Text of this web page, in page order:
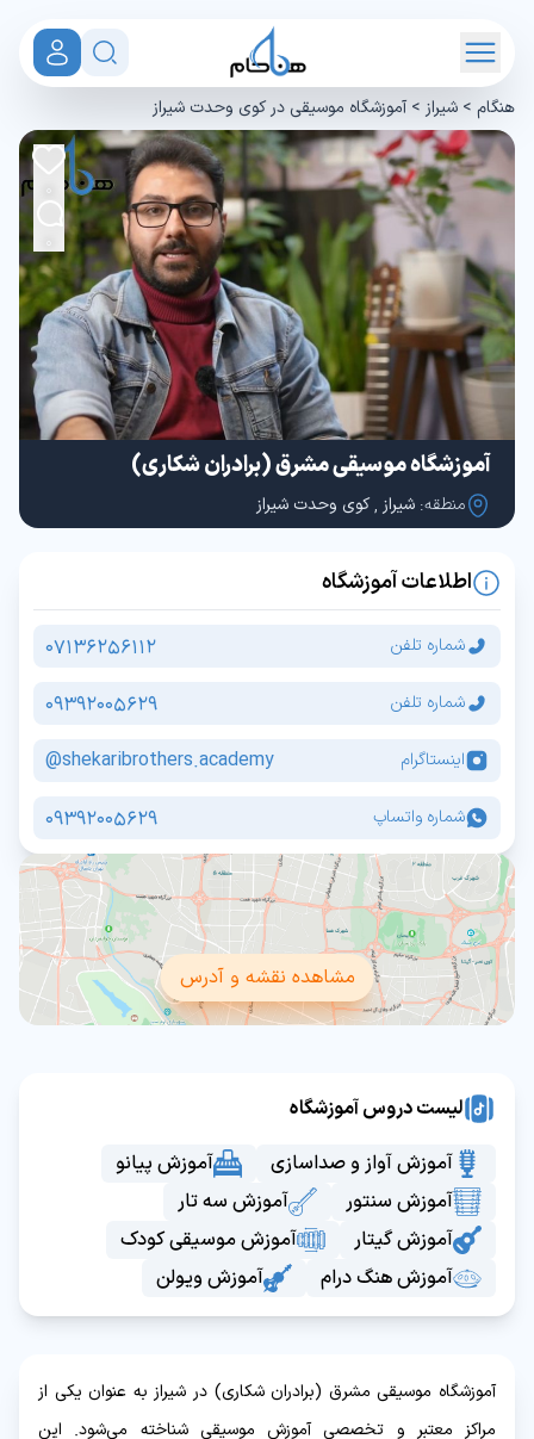
هنگام > شیراز >آموزشگاه موسیقی در کوی وحدت شیراز
آموزشگاه موسیقی مشرق (برادران شکاری)
منطقه: شیراز ,کوی وحدت شیراز
اطلاعات آموزشگاه
شماره تلفن 07136256112
شماره تلفن 09392005629
اینستاگرام shekaribrothers.academy@
شماره واتساپ 09392005629
مشاهده نقشه و آدرس
لیست دروس آموزشگاه
آموزش آواز و صداسازی
آموزش پیانو
آموزش سنتور
آموزش سه تار
آموزش گیتار
آموزش موسیقی کودک
آموزش هنگ درام
آموزش ویولن
آموزشگاه موسیقی مشرق (برادران شکاری) در شیراز به عنوان یکی از
مراکز معتبر و تخصصی آموزش موسیقی شناخته می‌شود. این